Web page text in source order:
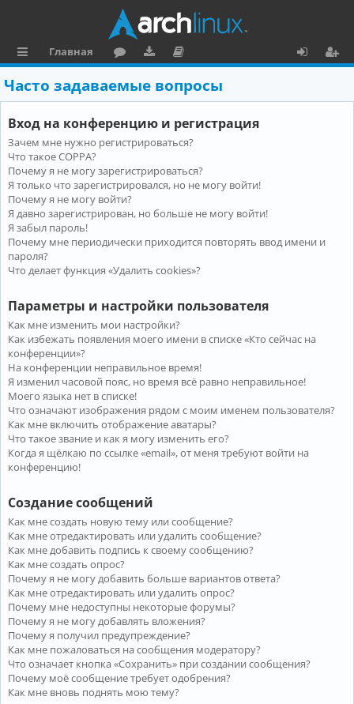
ы
л
к
и
Главная
ру
м
ру
зк
и
ку
м
е
н
та
ц
и
я
о
и
Часто задаваемые вопросы
Вход на конференцию и регистрация
Зачем мне нужно регистрироваться?
Что такое COPPA?
Почему я не могу зарегистрироваться?
Я только что зарегистрировался, но не могу войти!
Почему я не могу войти?
Я давно зарегистрирован, но больше не могу войти!
Я забыл пароль!
Почему мне периодически приходится повторять ввод имени и
пароля?
Что делает функция «Удалить cookies»?
Параметры и настройки пользователя
Как мне изменить мои настройки?
Как избежать появления моего имени в списке «Кто сейчас на
конференции»?
На конференции неправильное время!
Я изменил часовой пояс, но время всё равно неправильное!
Моего языка нет в списке!
Что означают изображения рядом с моим именем пользователя?
Как мне включить отображение аватары?
Что такое звание и как я могу изменить его?
Когда я щёлкаю по ссылке «email», от меня требуют войти на
конференцию!
Создание сообщений
Как мне создать новую тему или сообщение?
Как мне отредактировать или удалить сообщение?
Как мне добавить подпись к своему сообщению?
Как мне создать опрос?
Почему я не могу добавить больше вариантов ответа?
Как мне отредактировать или удалить опрос?
Почему мне недоступны некоторые форумы?
Почему я не могу добавлять вложения?
Почему я получил предупреждение?
Как мне пожаловаться на сообщения модератору?
Что означает кнопка «Сохранить» при создании сообщения?
Почему моё сообщение требует одобрения?
Как мне вновь поднять мою тему?